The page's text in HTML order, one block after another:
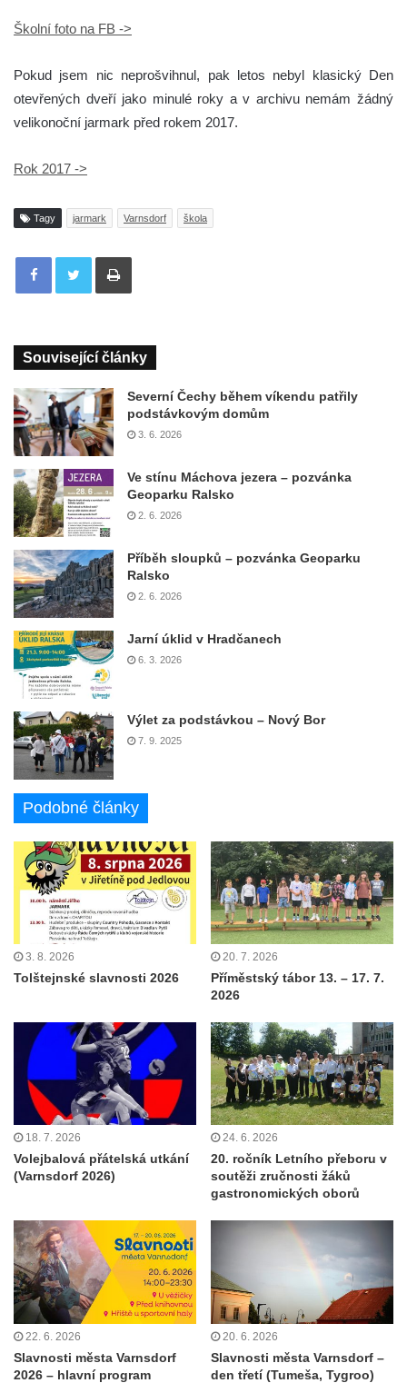
Školní foto na FB ->
Pokud jsem nic neprošvihnul, pak letos nebyl klasický Den
otevřených dveří jako minulé roky a v archivu nemám žádný
velikonoční jarmark před rokem 2017.
Rok 2017 ->
Tagy jarmark Varnsdorf škola
Tisknout
Související články
Severní Čechy během víkendu patřily
podstávkovým domům
3. 6. 2026
Ve stínu Máchova jezera – pozvánka
Geoparku Ralsko
2. 6. 2026
Příběh sloupků – pozvánka Geoparku
Ralsko
2. 6. 2026
Jarní úklid v Hradčanech
6. 3. 2026
Výlet za podstávkou – Nový Bor
7. 9. 2025
Podobné články
3. 8. 2026
Tolštejnské slavnosti 2026
20. 7. 2026
Příměstský tábor 13. – 17. 7.
2026
18. 7. 2026
Volejbalová přátelská utkání
(Varnsdorf 2026)
24. 6. 2026
20. ročník Letního přeboru v
soutěži zručnosti žáků
gastronomických oborů
22. 6. 2026
Slavnosti města Varnsdorf
2026 – hlavní program
20. 6. 2026
Slavnosti města Varnsdorf –
den třetí (Tumeša, Tygroo)